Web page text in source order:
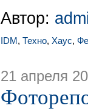
Автор:
IDM, Техно, Хаус,
21 апреля